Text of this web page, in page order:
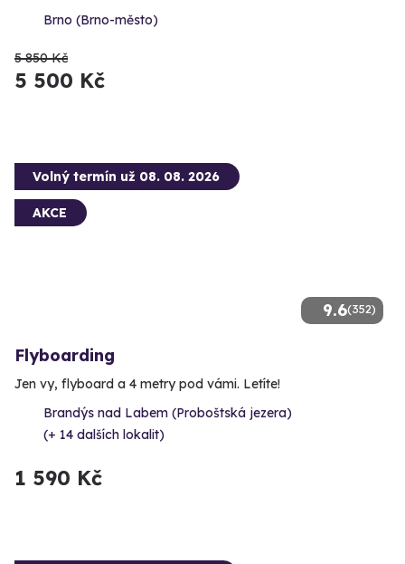
Brno (Brno-město)
5 850 Kč
5 500 Kč
9.6(352)
Volný termín už 08. 08. 2026
AKCE
Flyboarding
Jen vy, flyboard a 4 metry pod vámi. Letíte!
Brandýs nad Labem (Proboštská jezera)
(+ 14 dalších lokalit)
1 590 Kč